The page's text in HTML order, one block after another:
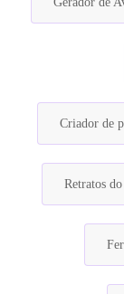
Criador de
Retratos